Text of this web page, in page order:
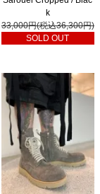
k
33,000円(税込36,300円)
SOLD OUT